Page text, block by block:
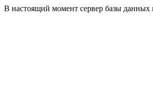
В настоящий момент сервер базы данных